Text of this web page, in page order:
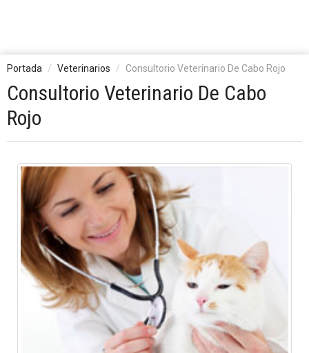
Portada Veterinarios Consultorio Veterinario De Cabo Rojo
Consultorio Veterinario De Cabo
Rojo